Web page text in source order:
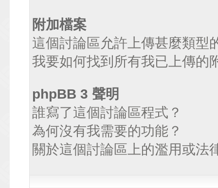
附加檔案
這個討論區允許上傳甚麼類型
我要如何找到所有我已上傳的
phpBB 3 聲明
誰寫了這個討論區程式？
為何沒有我需要的功能？
關於這個討論區上的濫用或法